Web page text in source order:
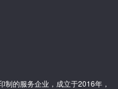
制的服务企业，成立于2016年，